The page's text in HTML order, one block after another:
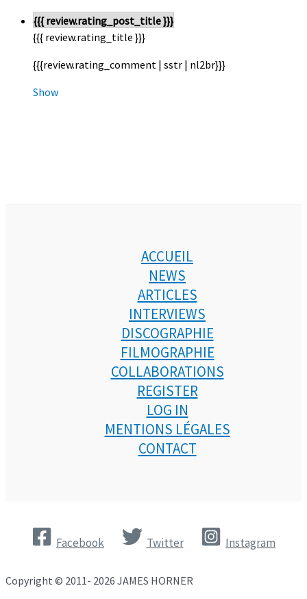
{{{ review.rating_post_title }}}
{{{ review.rating_title }}}
{{{review.rating_comment | sstr | nl2br}}}
Show
ACCUEIL
NEWS
ARTICLES
INTERVIEWS
DISCOGRAPHIE
FILMOGRAPHIE
COLLABORATIONS
REGISTER
LOG IN
MENTIONS LÉGALES
CONTACT
Facebook Twitter Instagram
Copyright © 2011- 2026 JAMES HORNER